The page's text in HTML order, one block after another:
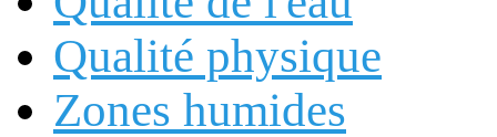
Qualité physique
Zones humides